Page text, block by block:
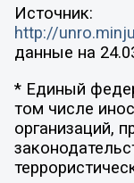
Источник:
http://
данные на
* Единый
том числе
организаций,